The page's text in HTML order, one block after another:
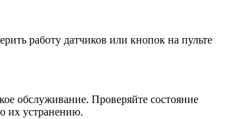
работу датчиков или кнопок на пульте
обслуживание. Проверяйте состояние
их устранению.